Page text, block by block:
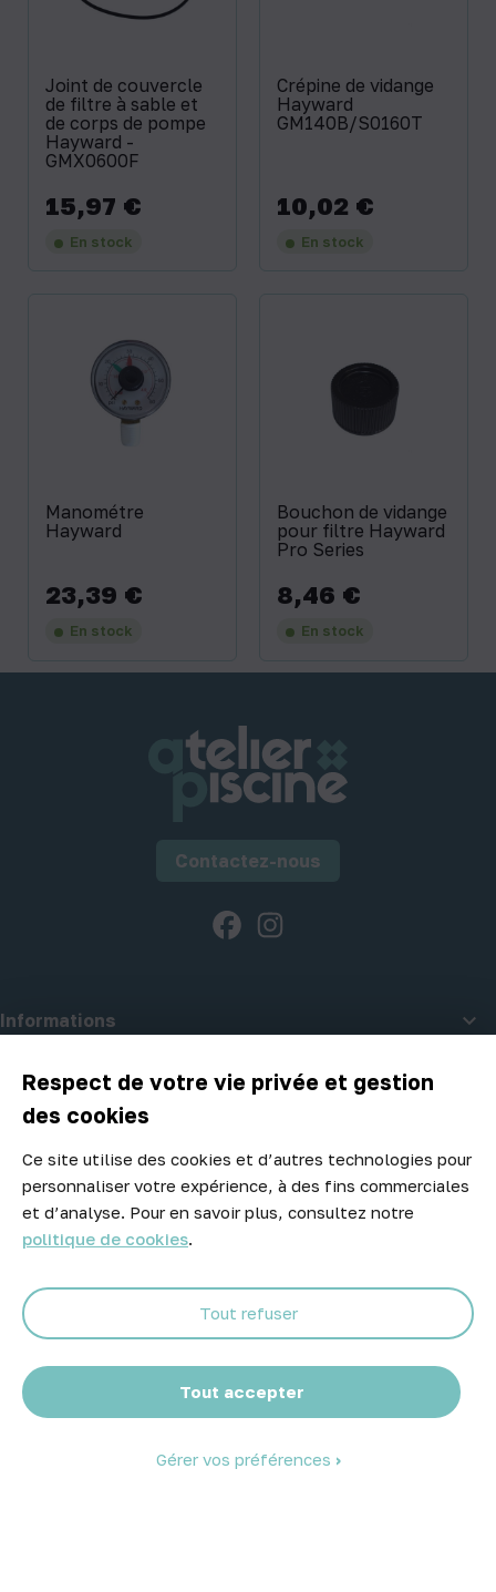
Respect de votre vie privée et gestion
des cookies
Ce site utilise des cookies et d’autres technologies pour
personnaliser votre expérience, à des fins commerciales
et d’analyse. Pour en savoir plus, consultez notre
politique de cookies.
Tout accepter
Tout refuser
Gérer vos préférences
Joint de couvercle
de filtre à sable et
de corps de pompe
Hayward -
GMX0600F
Prix
15,97 €
En stock
Crépine de vidange
Hayward
GM140B/S0160T
Prix
10,02 €
En stock
Manométre
Hayward
Prix
23,39 €
En stock
Bouchon de vidange
pour filtre Hayward
Pro Series
Prix
8,46 €
En stock
Contactez-nous
Facebook
Informations 
A propos d'Atelier Piscine
Newsletter
Ne manquez aucune opportunité ! Restez informé de nos meilleurs
prix et nouveaux arrivages.
Abonnez-vous
© 2026 Atelier Piscine - Tous droits réservés